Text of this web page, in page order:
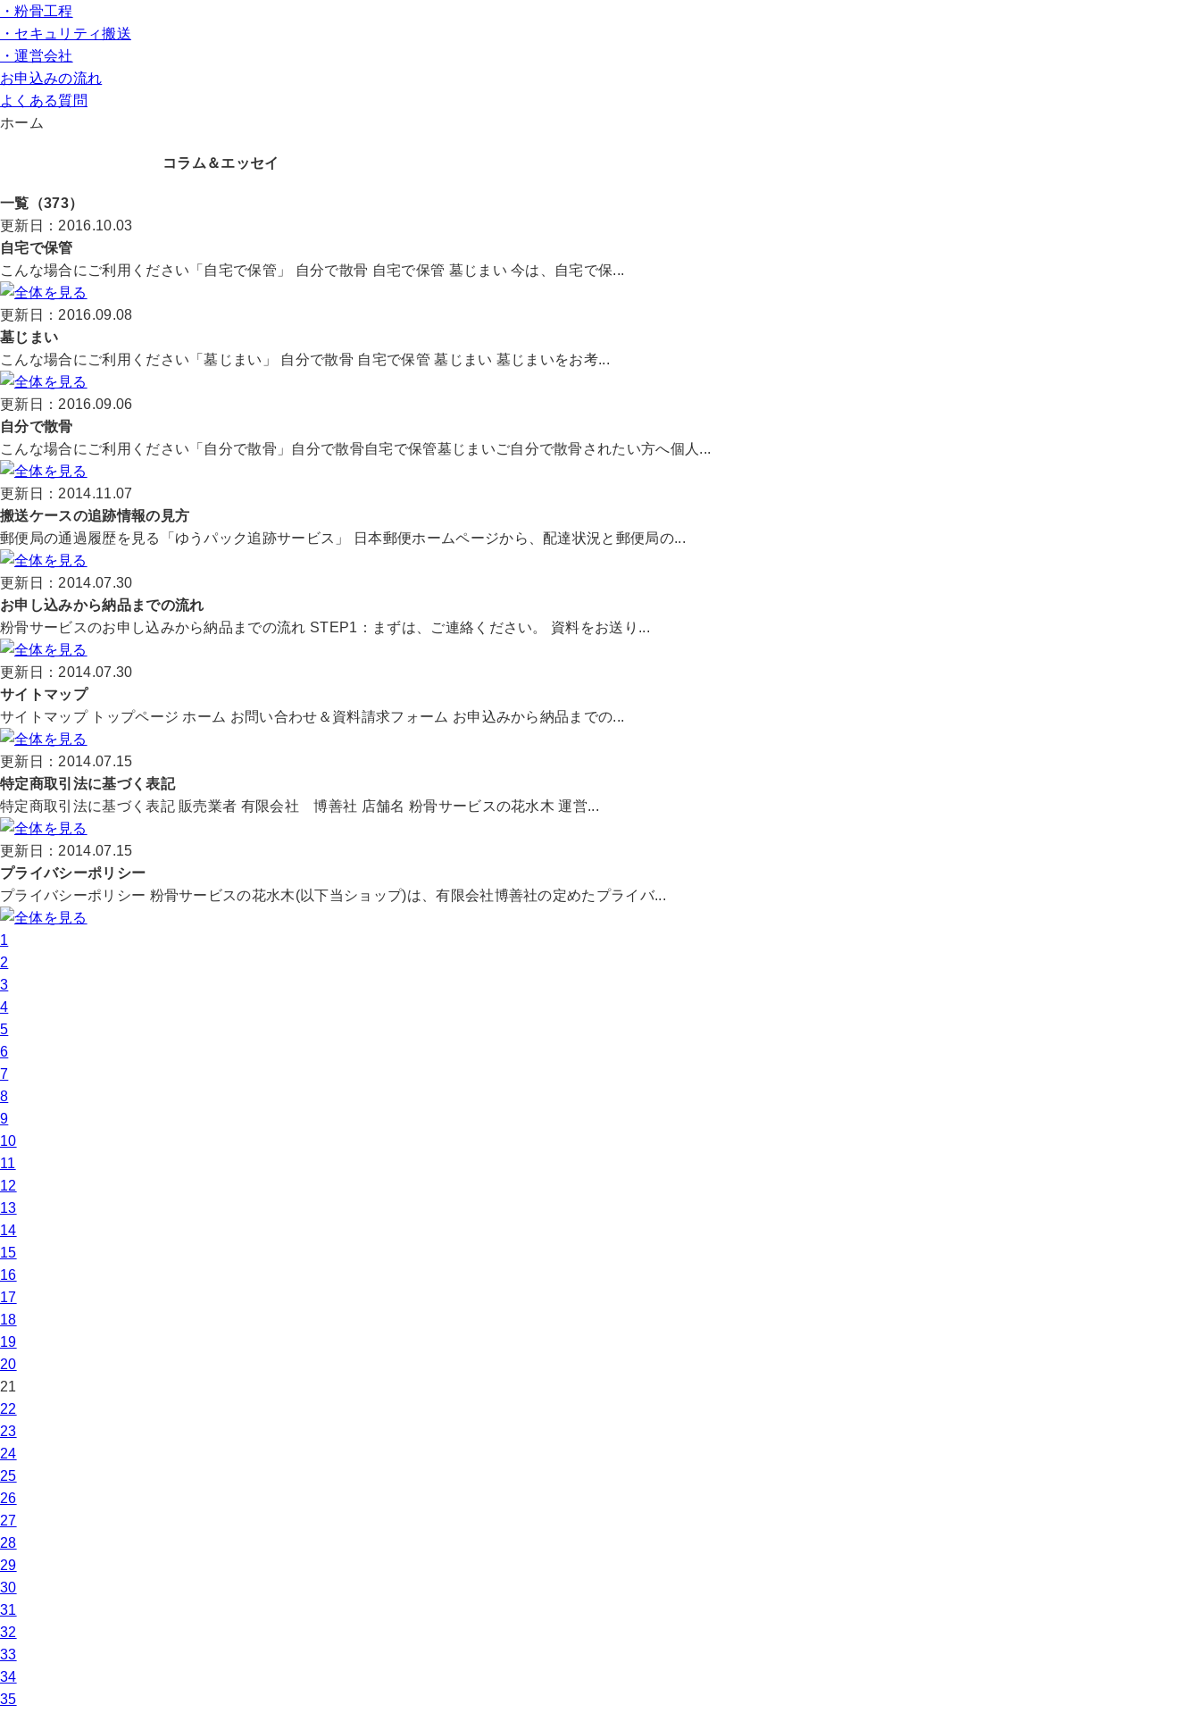
・粉骨工程
・セキュリティ搬送
・運営会社
お申込みの流れ
よくある質問
ホーム
コラム＆エッセイ
一覧 （373）
更新日：2016.10.03
自宅で保管
こんな場合にご利用ください「自宅で保管」 自分で散骨 自宅で保管 墓じまい 今は、自宅で保...
更新日：2016.09.08
墓じまい
こんな場合にご利用ください「墓じまい」 自分で散骨 自宅で保管 墓じまい 墓じまいをお考...
更新日：2016.09.06
自分で散骨
こんな場合にご利用ください「自分で散骨」自分で散骨自宅で保管墓じまいご自分で散骨されたい方へ個人...
更新日：2014.11.07
搬送ケースの追跡情報の見方
郵便局の通過履歴を見る「ゆうパック追跡サービス」 日本郵便ホームページから、配達状況と郵便局の...
更新日：2014.07.30
お申し込みから納品までの流れ
粉骨サービスのお申し込みから納品までの流れ STEP1：まずは、ご連絡ください。 資料をお送り...
更新日：2014.07.30
サイトマップ
サイトマップ トップページ ホーム お問い合わせ＆資料請求フォーム お申込みから納品までの...
更新日：2014.07.15
特定商取引法に基づく表記
特定商取引法に基づく表記 販売業者 有限会社 博善社 店舗名 粉骨サービスの花水木 運営...
更新日：2014.07.15
プライバシーポリシー
プライバシーポリシー 粉骨サービスの花水木(以下当ショップ)は、有限会社博善社の定めたプライバ...
1
2
3
4
5
6
7
8
9
10
11
12
13
14
15
16
17
18
19
20
21
22
23
24
25
26
27
28
29
30
31
32
33
34
35